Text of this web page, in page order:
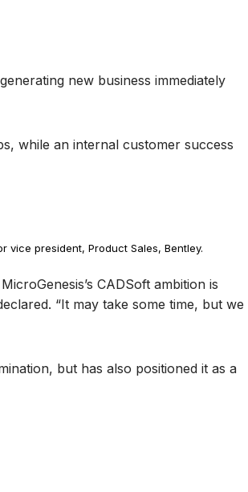
new business immediately
while an internal customer success
vice president, Product Sales, Bentley.
CADSoft ambition is
“It may take some time, but we
but has also positioned it as a